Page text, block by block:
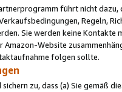
führt nicht dazu,
Regeln,
Sie werden keine Kontakte
Website
folgen sollte.
zu, dass (a) Sie gemäß